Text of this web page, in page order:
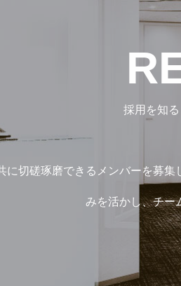
採用を知
に切磋琢磨できるメンバーを募
みを活かし、チー